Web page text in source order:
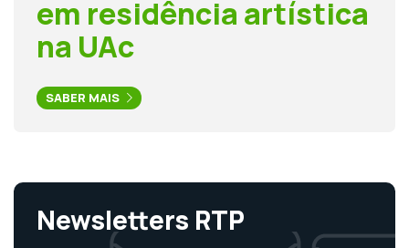
em residência artística
na UAc
SABER MAIS
Newsletters RTP